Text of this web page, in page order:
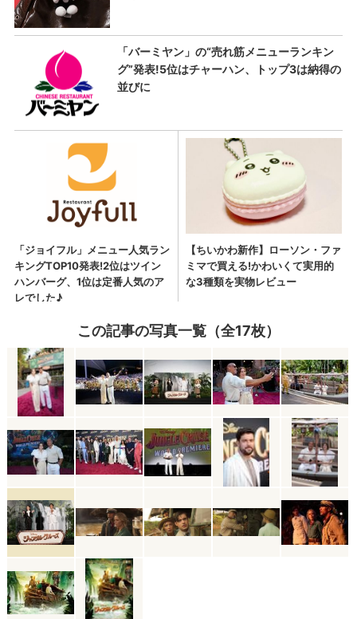
この記事の写真一覧（全17枚）